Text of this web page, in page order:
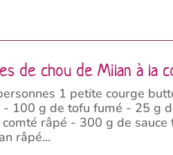
de chou de Milan à la
1 petite courge
- 100 g de tofu fumé - 25 g
râpé - 300 g de
râpé...